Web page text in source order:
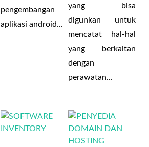
pengembangan
aplikasi android...
yang bisa
digunkan untuk
mencatat hal-hal
yang berkaitan
dengan
perawatan...